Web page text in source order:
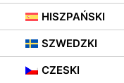
HISZPAŃSKI
SZWEDZKI
CZESKI
27 MARCA 2021 |